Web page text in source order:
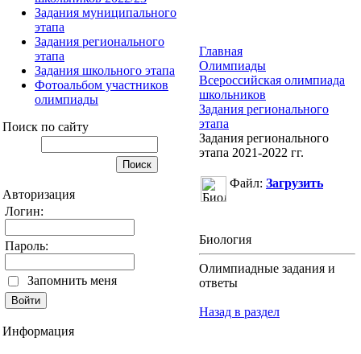
Задания муниципального
этапа
Задания регионального
этапа
Задания школьного этапа
Фотоальбом участников
олимпиады
Поиск по сайту
Авторизация
Логин:
Пароль:
Запомнить меня
Информация
Главная
Олимпиады
Всероссийская олимпиада
школьников
Задания регионального
этапа
Задания регионального
этапа 2021-2022 гг.
Файл: Загрузить
Биология
Олимпиадные задания и
ответы
Назад в раздел